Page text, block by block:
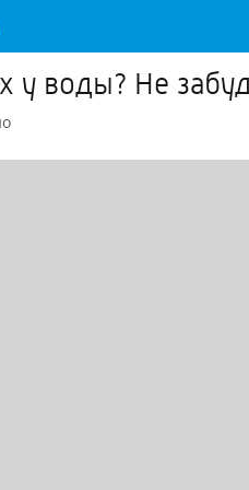
у воды? Не